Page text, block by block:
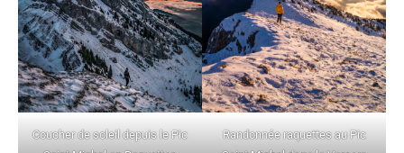
Coucher de soleil depuis le Pic
Randonnée raquettes au Pic